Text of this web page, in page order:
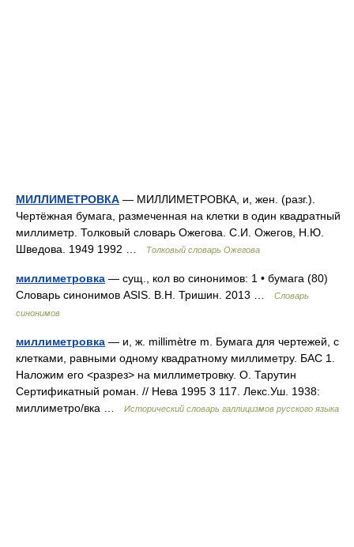
МИЛЛИМЕТРОВКА — МИЛЛИМЕТРОВКА, и, жен. (разг.).
Чертёжная бумага, размеченная на клетки в один квадратный
миллиметр. Толковый словарь Ожегова. С.И. Ожегов, Н.Ю.
Шведова. 1949 1992 …
Толковый словарь Ожегова
миллиметровка — сущ., кол во синонимов: 1 • бумага (80)
Словарь синонимов ASIS. В.Н. Тришин. 2013 …
Словарь
синонимов
миллиметровка — и, ж. millimètre m. Бумага для чертежей, с
клетками, равными одному квадратному миллиметру. БАС 1.
Наложим его <разрез> на миллиметровку. О. Тарутин
Сертификатный роман. // Нева 1995 3 117. Лекс.Уш. 1938:
миллиметро/вка …
Исторический словарь галлицизмов русского языка